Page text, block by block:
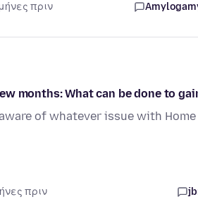
πριν
months: What can be done to
of whatever issue with
πριν